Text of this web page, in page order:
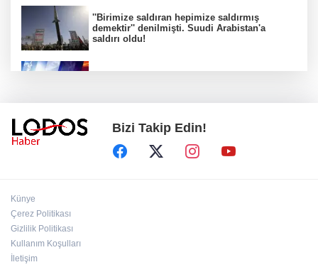
''Birimize saldıran hepimize saldırmış
demektir'' denilmişti. Suudi Arabistan'a
saldırı oldu!
Bursa Festivali’nde Mustafa Keser rüzgarı:
Unutulmaz bir gece!
Bizi Takip Edin!
Künye
Çerez Politikası
Gizlilik Politikası
Kullanım Koşulları
İletişim